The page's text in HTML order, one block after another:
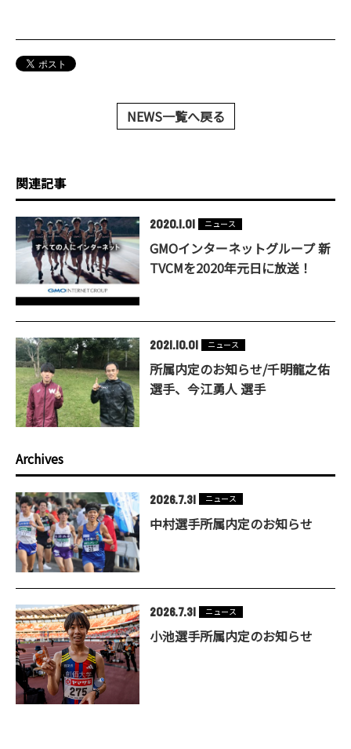
NEWS一覧へ戻る
関連記事
2020.1.01 ニュース
GMOインターネットグループ 新
TVCMを2020年元日に放送！
2021.10.01 ニュース
所属内定のお知らせ/千明龍之佑
選手、今江勇人 選手
Archives
2026.7.31 ニュース
中村選手所属内定のお知らせ
2026.7.31 ニュース
小池選手所属内定のお知らせ